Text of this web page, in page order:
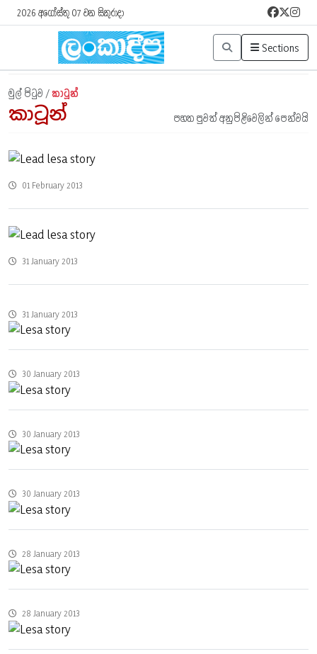
2026 අගෝස්තු 07 වන සිකුරාදා
Sections
මුල් පිටුව /කාටූන්
කාටූන් පහත පුවත් අනුපිළිවෙලින් පෙන්වයි
01 February 2013
31 January 2013
31 January 2013
30 January 2013
30 January 2013
30 January 2013
28 January 2013
28 January 2013